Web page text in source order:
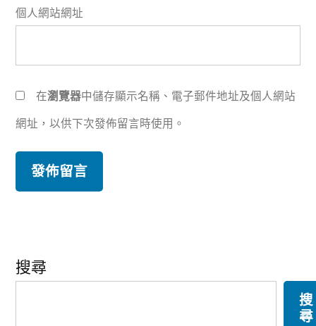
個人網站網址
在瀏覽器中儲存顯示名稱、電子郵件地址及個人網站
網址，以供下次發佈留言時使用。
搜尋
搜
尋